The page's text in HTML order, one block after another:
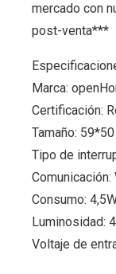
mercado con
post-venta***
Marca:
Certificación:
Tamaño: 59*50
Tipo de
Comunicación:
Consumo:
Luminosidad:
Voltaje de